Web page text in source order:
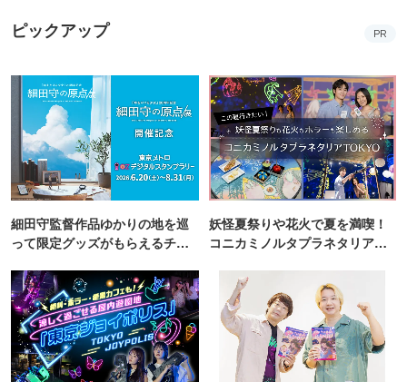
ピックアップ PR
細田守監督作品ゆかりの地を巡
って限定グッズがもらえるチャ
妖怪夏祭りや花火で夏を満喫！
コニカミノルタプラネタリア